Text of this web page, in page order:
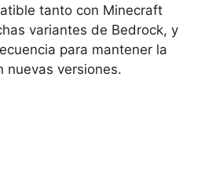
tanto con Minecraft
variantes de Bedrock, y
para mantener la
nuevas versiones.